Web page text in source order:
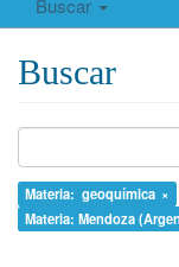
Buscar
Buscar
Materia: geoquímica ×
Materia: Mendoza